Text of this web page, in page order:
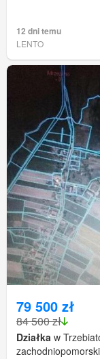
12 dni temu
LENTO
79 500 zł
84 500 zł
Działka w